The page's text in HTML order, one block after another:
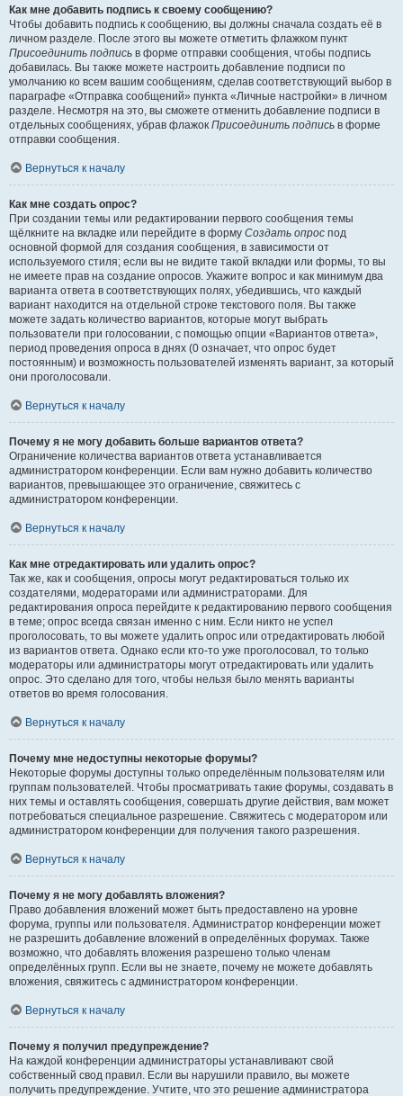
Как мне добавить подпись к своему сообщению?
Чтобы добавить подпись к сообщению, вы должны сначала создать её в
личном разделе. После этого вы можете отметить флажком пункт
Присоединить подпись в форме отправки сообщения, чтобы подпись
добавилась. Вы также можете настроить добавление подписи по
умолчанию ко всем вашим сообщениям, сделав соответствующий выбор в
параграфе «Отправка сообщений» пункта «Личные настройки» в личном
разделе. Несмотря на это, вы сможете отменить добавление подписи в
отдельных сообщениях, убрав флажок Присоединить подпись в форме
отправки сообщения.
Вернуться к началу
Как мне создать опрос?
При создании темы или редактировании первого сообщения темы
щёлкните на вкладке или перейдите в форму Создать опрос под
основной формой для создания сообщения, в зависимости от
используемого стиля; если вы не видите такой вкладки или формы, то вы
не имеете прав на создание опросов. Укажите вопрос и как минимум два
варианта ответа в соответствующих полях, убедившись, что каждый
вариант находится на отдельной строке текстового поля. Вы также
можете задать количество вариантов, которые могут выбрать
пользователи при голосовании, с помощью опции «Вариантов ответа»,
период проведения опроса в днях (0 означает, что опрос будет
постоянным) и возможность пользователей изменять вариант, за который
они проголосовали.
Вернуться к началу
Почему я не могу добавить больше вариантов ответа?
Ограничение количества вариантов ответа устанавливается
администратором конференции. Если вам нужно добавить количество
вариантов, превышающее это ограничение, свяжитесь с
администратором конференции.
Вернуться к началу
Как мне отредактировать или удалить опрос?
Так же, как и сообщения, опросы могут редактироваться только их
создателями, модераторами или администраторами. Для
редактирования опроса перейдите к редактированию первого сообщения
в теме; опрос всегда связан именно с ним. Если никто не успел
проголосовать, то вы можете удалить опрос или отредактировать любой
из вариантов ответа. Однако если кто-то уже проголосовал, то только
модераторы или администраторы могут отредактировать или удалить
опрос. Это сделано для того, чтобы нельзя было менять варианты
ответов во время голосования.
Вернуться к началу
Почему мне недоступны некоторые форумы?
Некоторые форумы доступны только определённым пользователям или
группам пользователей. Чтобы просматривать такие форумы, создавать в
них темы и оставлять сообщения, совершать другие действия, вам может
потребоваться специальное разрешение. Свяжитесь с модератором или
администратором конференции для получения такого разрешения.
Вернуться к началу
Почему я не могу добавлять вложения?
Право добавления вложений может быть предоставлено на уровне
форума, группы или пользователя. Администратор конференции может
не разрешить добавление вложений в определённых форумах. Также
возможно, что добавлять вложения разрешено только членам
определённых групп. Если вы не знаете, почему не можете добавлять
вложения, свяжитесь с администратором конференции.
Вернуться к началу
Почему я получил предупреждение?
На каждой конференции администраторы устанавливают свой
собственный свод правил. Если вы нарушили правило, вы можете
получить предупреждение. Учтите, что это решение администратора